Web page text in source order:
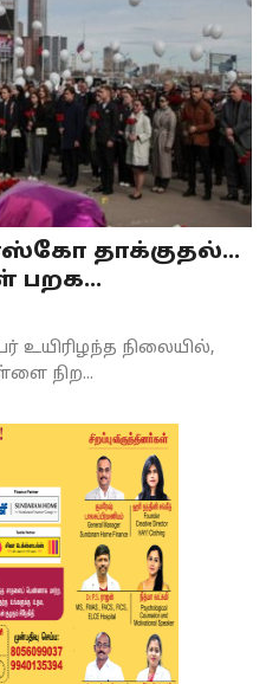
தாக்குதல்...
உயிரிழந்த நிலையில்,
நிற...